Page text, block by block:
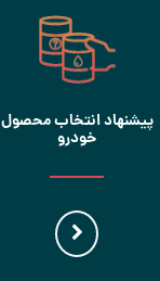
پیشنهاد انتخاب محصول
خودرو